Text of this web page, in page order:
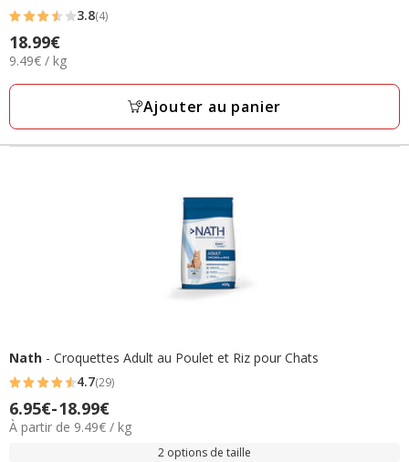
3.8
étoiles
avec
4
3.8(4)
Prix
18.99€
18.99€
9.49€
Kg
9.49€ / kg
Ajouter au panier
Nath - Croquettes Adult au Poulet et Riz pour Chats
4.7
étoiles
avec
4.7(29)
Prix
de
6.95€-18.99€
9.49€
À partir de 9.49€ / kg
2 options de taille